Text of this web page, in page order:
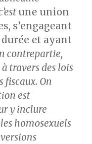
une union
s’engageant
et ayant
contrepartie,
travers des lois
fiscaux. On
est
y inclure
homosexuels